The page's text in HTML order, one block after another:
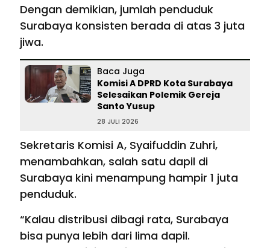
Dengan demikian, jumlah penduduk
Surabaya konsisten berada di atas 3 juta
jiwa.
Baca Juga
Komisi A DPRD Kota Surabaya
Selesaikan Polemik Gereja
Santo Yusup
28 JULI 2026
Sekretaris Komisi A, Syaifuddin Zuhri,
menambahkan, salah satu dapil di
Surabaya kini menampung hampir 1 juta
penduduk.
“Kalau distribusi dibagi rata, Surabaya
bisa punya lebih dari lima dapil.